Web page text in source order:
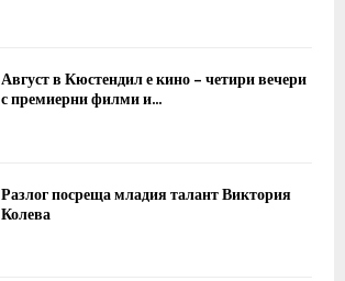
Август в Кюстендил е кино – четири вечери
с премиерни филми и...
Разлог посреща младия талант Виктория
Колева